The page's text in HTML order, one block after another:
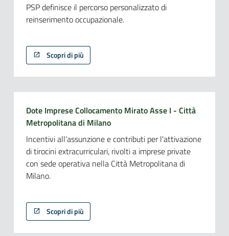
PSP definisce il percorso personalizzato di
reinserimento occupazionale.
Scopri di più
Dote Imprese Collocamento Mirato Asse I - Città
Metropolitana di Milano
Incentivi all'assunzione e contributi per l'attivazione
di tirocini extracurriculari, rivolti a imprese private
con sede operativa nella Città Metropolitana di
Milano.
Scopri di più